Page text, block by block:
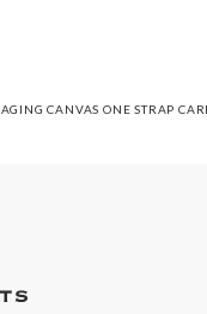
AGING CANVAS ONE STRAP